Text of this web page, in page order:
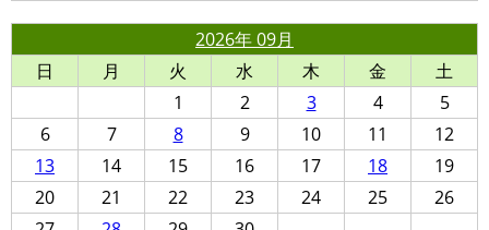
2026年 09月
日
月 火 水 木 金
土
1
2 3 4
5
6
7 8 9 10 11
12
13
14 15 16 17 18
19
20
21 22 23 24 25
26